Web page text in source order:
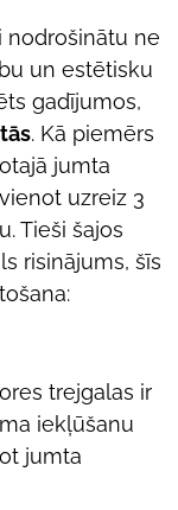
nodrošinātu ne
un estētisku
gadījumos,
. Kā piemērs
jumta
uzreiz 3
Tieši šajos
risinājums, šīs
trejgalas ir
iekļūšanu
jumta